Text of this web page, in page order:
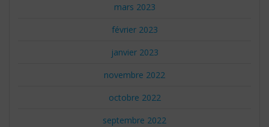
mars 2023
février 2023
janvier 2023
novembre 2022
octobre 2022
septembre 2022